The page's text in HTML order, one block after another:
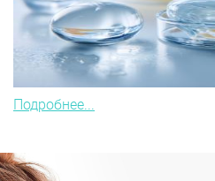
Подробнее...